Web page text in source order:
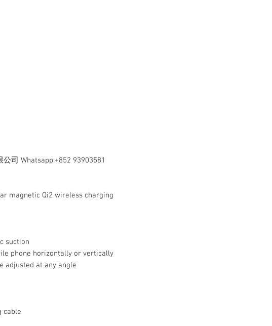
司 Whatsapp:+852 93903581
magnetic Qi2 wireless charging
suction
phone horizontally or vertically
adjusted at any angle
cable